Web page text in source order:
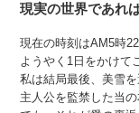
現実の世界であれ
現在の時刻はAM5時22
ようやく1日をかけて
私は結局最後、美雪を
主人公を監禁した当